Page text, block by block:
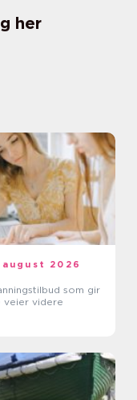
her
august 2026
som gir
veier videre